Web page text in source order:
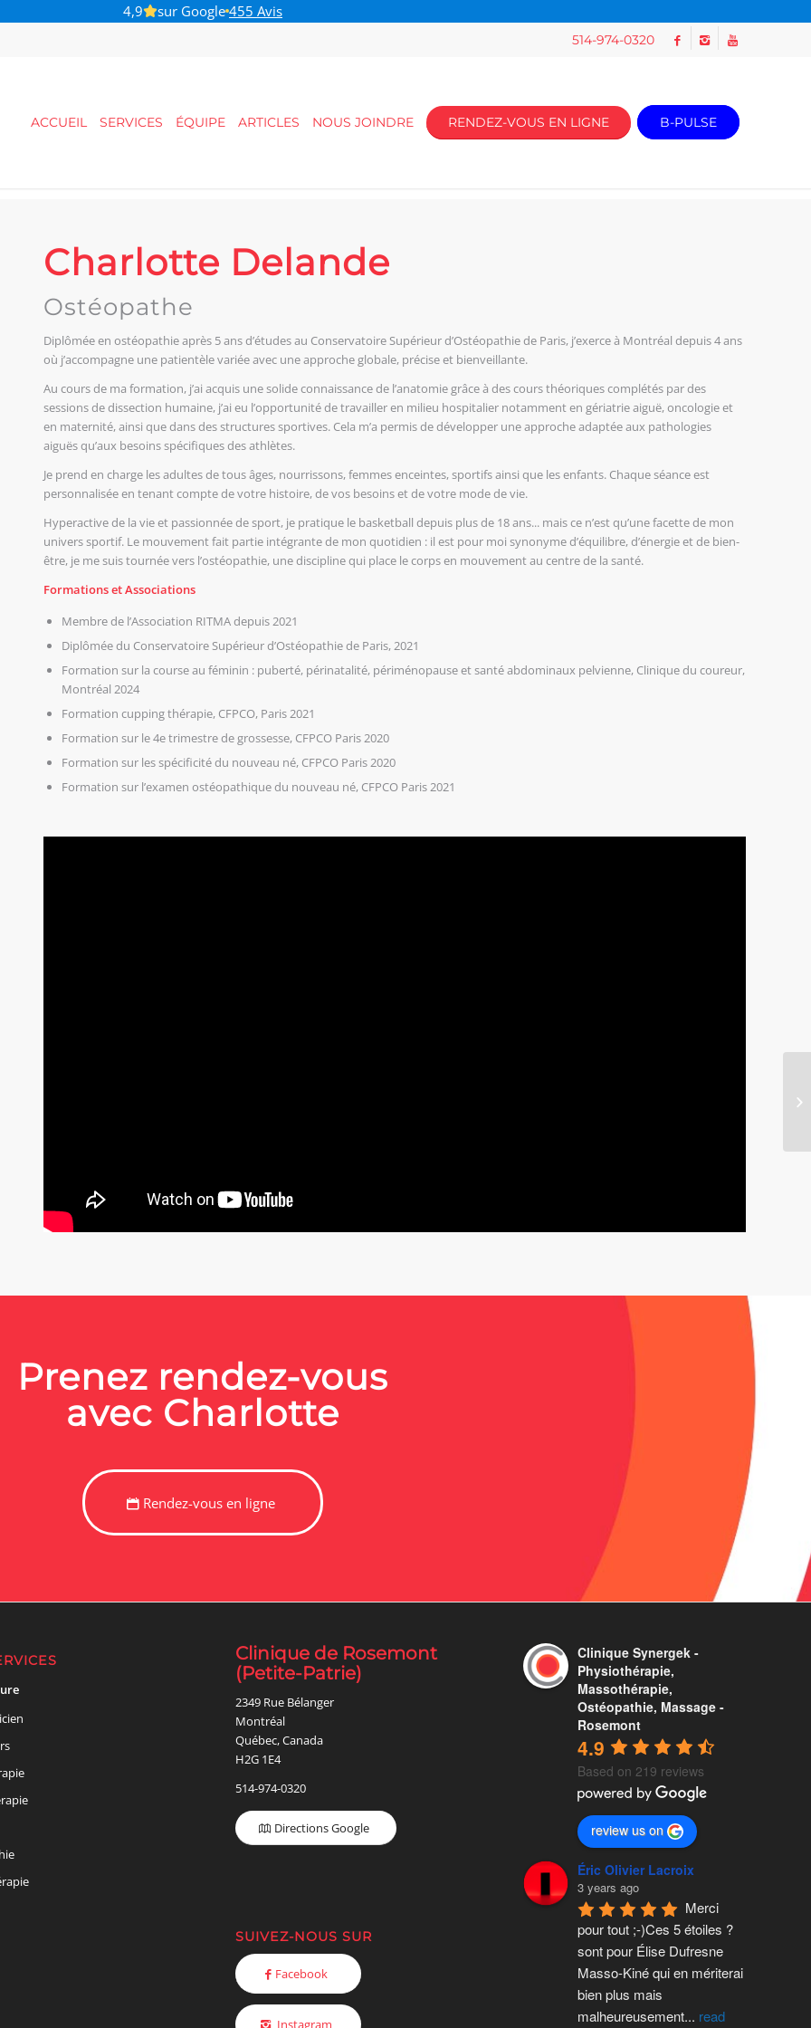
4,9 sur Google 455 Avis
B-Pulse - Pour votre santé pelvienne
514-974-0320
ACCUEIL SERVICES ÉQUIPE ARTICLES NOUS JOINDRE RENDEZ-VOUS EN LIGNE B-PULSE
Charlotte Delande
Ostéopathe
Diplômée en ostéopathie après 5 ans d’études au Conservatoire Supérieur d’Ostéopathie de Paris, j’exerce à Montréal depuis 4 ans
où j’accompagne une patientèle variée avec une approche globale, précise et bienveillante.
Au cours de ma formation, j’ai acquis une solide connaissance de l’anatomie grâce à des cours théoriques complétés par des
sessions de dissection humaine, j’ai eu l’opportunité de travailler en milieu hospitalier notamment en gériatrie aiguë, oncologie et
en maternité, ainsi que dans des structures sportives. Cela m’a permis de développer une approche adaptée aux pathologies
aiguës qu’aux besoins spécifiques des athlètes.
Je prend en charge les adultes de tous âges, nourrissons, femmes enceintes, sportifs ainsi que les enfants. Chaque séance est
personnalisée en tenant compte de votre histoire, de vos besoins et de votre mode de vie.
Hyperactive de la vie et passionnée de sport, je pratique le basketball depuis plus de 18 ans... mais ce n’est qu’une facette de mon
univers sportif. Le mouvement fait partie intégrante de mon quotidien : il est pour moi synonyme d’équilibre, d’énergie et de bien-
être, je me suis tournée vers l’ostéopathie, une discipline qui place le corps en mouvement au centre de la santé.
Formations et Associations
Membre de l’Association RITMA depuis 2021
Diplômée du Conservatoire Supérieur d’Ostéopathie de Paris, 2021
Formation sur la course au féminin : puberté, périnatalité, périménopause et santé abdominaux pelvienne, Clinique du coureur,
Montréal 2024
Formation cupping thérapie, CFPCO, Paris 2021
Formation sur le 4e trimestre de grossesse, CFPCO Paris 2020
Formation sur les spécificité du nouveau né, CFPCO Paris 2020
Formation sur l’examen ostéopathique du nouveau né, CFPCO Paris 2021
Prenez rendez-vous
avec Charlotte
Rendez-vous en ligne
Clinique de Rosemont
(Petite-Patrie)
2349 Rue Bélanger
Montréal
Québec, Canada
H2G 1E4
514-974-0320
Directions Google
SUIVEZ-NOUS SUR
Facebook
Instagram
Clinique Synergek -
Physiothérapie,
Massothérapie,
Ostéopathie, Massage -
Rosemont
4.9
Based on 219 reviews
review us on
Éric Olivier Lacroix
3 years ago
Merci
pour tout ;-)Ces 5 étoiles ?
sont pour Élise Dufresne
Masso-Kiné qui en mériterai
bien plus mais
malheureusement... read